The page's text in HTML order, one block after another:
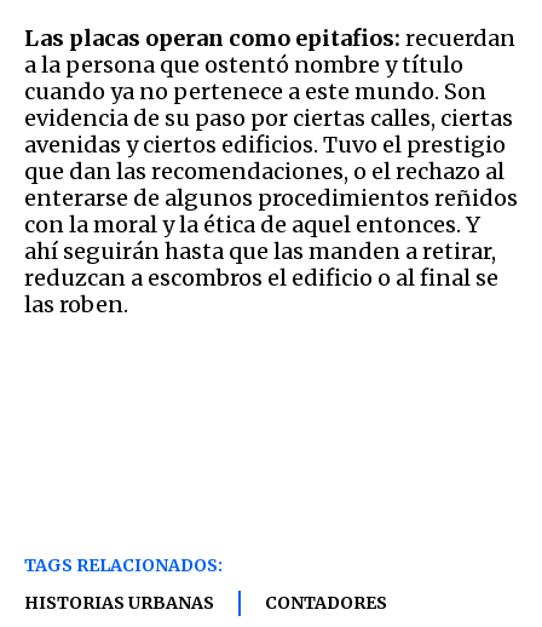
Las placas operan como epitafios: recuerdan
a la persona que ostentó nombre y título
cuando ya no pertenece a este mundo. Son
evidencia de su paso por ciertas calles, ciertas
avenidas y ciertos edificios. Tuvo el prestigio
que dan las recomendaciones, o el rechazo al
enterarse de algunos procedimientos reñidos
con la moral y la ética de aquel entonces. Y
ahí seguirán hasta que las manden a retirar,
reduzcan a escombros el edificio o al final se
las roben.
TAGS RELACIONADOS:
HISTORIAS URBANAS
CONTADORES